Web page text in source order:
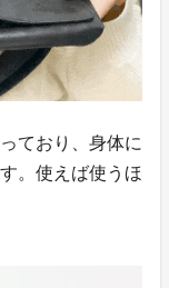
ており、身体に
。使えば使うほ